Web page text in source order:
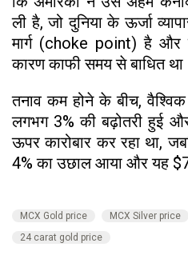
ली है, जो दुनिया के ऊर्जा
मार्ग (choke point) है और
कारण काफी समय से बाधित
तनाव कम होने के बीच,
लगभग 3% की बढ़ोतरी हुई
ऊपर कारोबार कर रहा था,
4% का उछाल आया और यह
MCX Gold price MCX Silver price
24 carat gold price